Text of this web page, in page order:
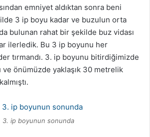
emniyet aldıktan sonra beni
3 ip boyu kadar ve buzulun orta
bulunan rahat bir şekilde buz vidası
ilerledik. Bu 3 ip boyunu her
tırmandı. 3. ip boyunu bitirdiğimizde
ve önümüzde yaklaşık 30 metrelik
3. ip boyunun sonunda